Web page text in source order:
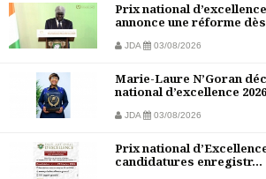
Prix national
annonce une réforme dès
JDA 03/08/2026
Marie-Laure N’Goran
national d’excellence
JDA 03/08/2026
Prix national
candidatures enregistr...